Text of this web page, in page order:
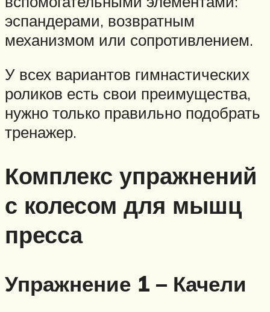
эспандерами, возвратным
механизмом или сопротивлением.
У всех вариантов гимнастических
роликов есть свои преимущества,
нужно только правильно подобрать
тренажер.
Комплекс упражнений
с колесом для мышц
пресса
Упражнение 1 – Качели